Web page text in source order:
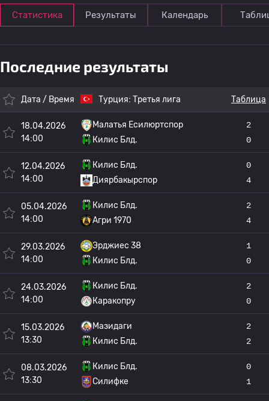
Статистика Результаты Календарь
Последние результаты
Дата / Время Турция: Третья лига Таблица
18.04.2026
14:00
Малатья Есилюртспор
Килис Блд.
2
0
12.04.2026
14:00
Килис Блд.
Диярбакырспор
0
4
05.04.2026
14:00
Килис Блд.
Агри 1970
2
4
29.03.2026
14:00
Эрджиес 38
Килис Блд.
1
0
24.03.2026
14:00
Килис Блд.
Каракопру
2
0
15.03.2026
13:30
Мазидаги
Килис Блд.
2
2
08.03.2026
13:30
Килис Блд.
Силифке
0
1